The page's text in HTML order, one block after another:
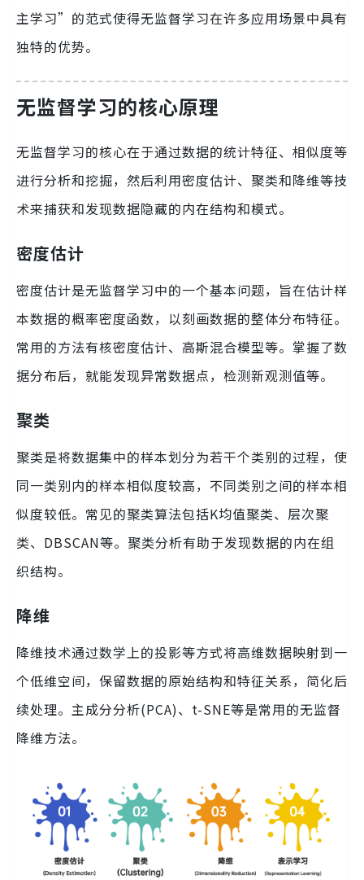
主学习”的范式使得无监督学习在许多应用场景中具有
独特的优势。
无监督学习的核心原理
无监督学习的核心在于通过数据的统计特征、相似度等
进行分析和挖掘，然后利用密度估计、聚类和降维等技
术来捕获和发现数据隐藏的内在结构和模式。
密度估计
密度估计是无监督学习中的一个基本问题，旨在估计样
本数据的概率密度函数，以刻画数据的整体分布特征。
常用的方法有核密度估计、高斯混合模型等。掌握了数
据分布后，就能发现异常数据点，检测新观测值等。
聚类
聚类是将数据集中的样本划分为若干个类别的过程，使
同一类别内的样本相似度较高，不同类别之间的样本相
似度较低。常见的聚类算法包括K均值聚类、层次聚
类、DBSCAN等。聚类分析有助于发现数据的内在组
织结构。
降维
降维技术通过数学上的投影等方式将高维数据映射到一
个低维空间，保留数据的原始结构和特征关系，简化后
续处理。主成分分析(PCA)、t-SNE等是常用的无监督
降维方法。